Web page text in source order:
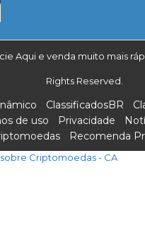
Aqui e venda muito mais
Rights Reserved.
ClassificadosBR
de uso
Privacidade
Recomenda
Criptomoedas - CA